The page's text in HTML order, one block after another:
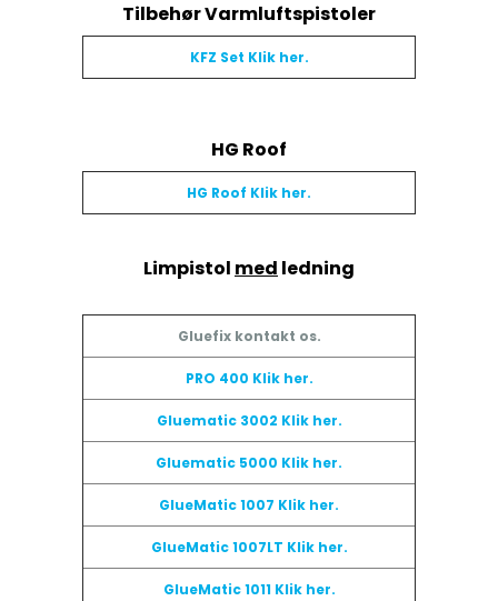
Tilbehør Varmluftspistoler
KFZ Set Klik her.
HG Roof
HG Roof Klik her.
Limpistol med ledning
Gluefix kontakt os.
PRO 400 Klik her.
Gluematic 3002 Klik her.
Gluematic 5000 Klik her.
GlueMatic 1007 Klik her.
GlueMatic 1007LT Klik her.
GlueMatic 1011 Klik her.